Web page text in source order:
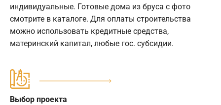
индивидуальные. Готовые дома из бруса с фото
смотрите в каталоге. Для оплаты строительства
можно использовать кредитные средства,
материнский капитал, любые гос. субсидии.
Выбор проекта